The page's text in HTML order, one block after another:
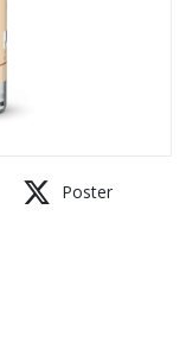
Poster